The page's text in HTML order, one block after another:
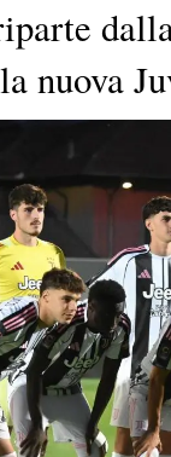
nuova